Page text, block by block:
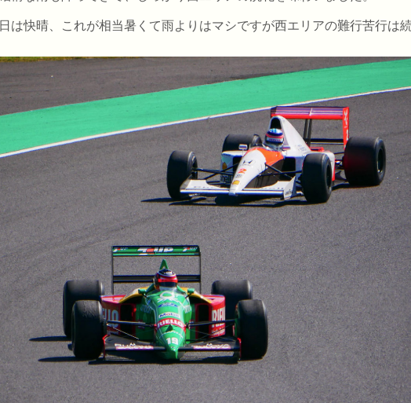
は快晴、これが相当暑くて雨よりはマシですが西エリアの難行苦行は続